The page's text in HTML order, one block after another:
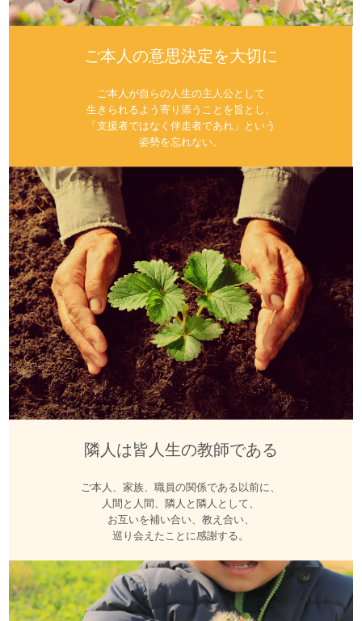
ご本人の意思決定を大切に
ご本人が自らの人生の主人公として
生きられるよう寄り添うことを旨とし、
「支援者ではなく伴走者であれ」という
姿勢を忘れない。
隣人は皆人生の教師である
ご本人、家族、職員の関係である以前に、
人間と人間、隣人と隣人として、
お互いを補い合い、教え合い、
巡り会えたことに感謝する。